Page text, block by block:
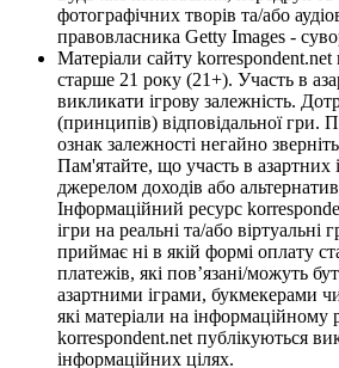
фотографічних творів та/або
правовласника Getty Images -
Матеріали сайту korrespondent.net
старше 21 року (21+). Участь в
викликати ігрову залежність.
(принципів) відповідальної гри.
ознак залежності негайно
Пам'ятайте, що участь в азартних
джерелом доходів або
Інформаційний ресурс
ігри на реальні та/або віртуальні
приймає ні в якій формі оплату
платежів, які пов’язані/можуть
азартними іграми, букмекерами
які матеріали на інформаційному
korrespondent.net публікуються
інформаційних цілях.